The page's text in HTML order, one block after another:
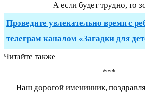
А если будет трудно, то
Проведите увлекательно время с
телеграм каналом «Загадки для
Читайте также
***
Наш дорогой именинник,